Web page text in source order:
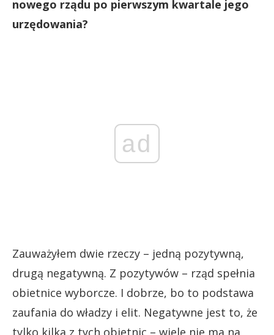
nowego rządu po pierwszym kwartale jego
urzędowania?
ad
Zauważyłem dwie rzeczy – jedną pozytywną,
drugą negatywną. Z pozytywów – rząd spełnia
obietnice wyborcze. I dobrze, bo to podstawa
zaufania do władzy i elit. Negatywne jest to, że
tylko kilka z tych obietnic – wiele nie ma na